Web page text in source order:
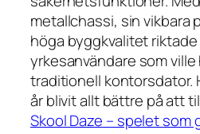
metallchassi, sin vikbara
höga byggkvalitet
yrkesanvändare som ville
traditionell kontorsdator.
år blivit allt bättre på att
Skool Daze – spelet som